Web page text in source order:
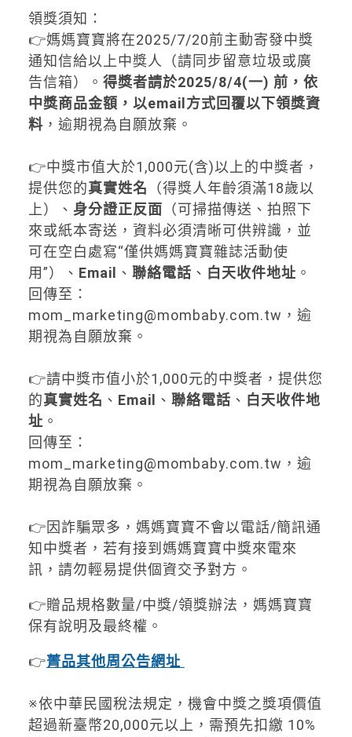
領獎須知：
👉媽媽寶寶將在2025/7/20前主動寄發中獎
通知信給以上中獎人（請同步留意垃圾或廣
告信箱）。 得獎者請於2025/8/4(一) 前，依
中獎商品金額，以email方式回覆以下領獎資
料 ，逾期視為自願放棄。
👉中獎市值大於1,000元(含)以上的中獎者，
提供您的真實姓名 （得獎人年齡須滿18歲以
上）、 身分證正反面 （可掃描傳送、拍照下
來或紙本寄送，資料必須清晰可供辨識，並
可在空白處寫“僅供媽媽寶寶雜誌活動使
用”）、 Email 、 聯絡電話 、 白天收件地址 。
回傳至：
mom_marketing@mombaby.com.tw ，逾
期視為自願放棄。
👉請中獎市值小於1,000元的中獎者，提供您
的真實姓名 、 Email 、 聯絡電話 、 白天收件地
址 。
回傳至：
mom_marketing@mombaby.com.tw ，逾
期視為自願放棄。
👉因詐騙眾多，媽媽寶寶不會以電話/簡訊通
知中獎者，若有接到媽媽寶寶中獎來電來
訊，請勿輕易提供個資交予對方。
👉贈品規格數量/中獎/領獎辦法，媽媽寶寶
保有說明及最終權。
👉菁品其他周公告網址
※依中華民國稅法規定，機會中獎之獎項價值
超過新臺幣20,000元以上，需預先扣繳 10%